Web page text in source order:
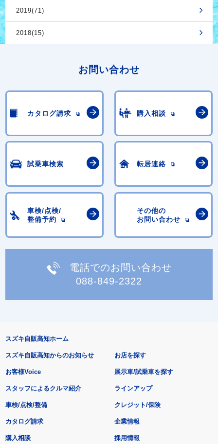
2019(71)
2018(15)
お問い合わせ
カタログ請求 購入相談
試乗車検索 転居連絡
車検/点検/
整備予約
その他の
お問い合わせ
電話でのお問い合わせ
088-849-2322
スズキ自販高知ホーム
スズキ自販高知からのお知らせ
お客様Voice
スタッフによるクルマ紹介
お店を探す
展示車/試乗車を探す
ラインアップ
車検/点検/整備 クレジット/保険
カタログ請求
購入相談
企業情報
採用情報